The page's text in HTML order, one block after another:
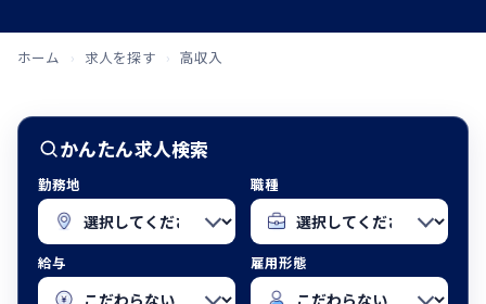
ホーム › 求人を探す › 高収入
かんたん求人検索
勤務地 職種
給与 雇用形態